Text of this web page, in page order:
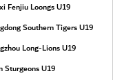
Fenjiu Loongs U19
Southern Tigers U19
Long-Lions U19
Sturgeons U19